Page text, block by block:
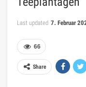
Last updated 7. Februar
66
Share